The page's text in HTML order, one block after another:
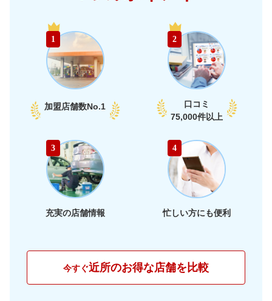
円
富山県 店舗を探す
石川県 店舗を探す
福井県 店舗を探す
74,840円 店舗を探す
静岡県 店舗を探す
岐阜県 店舗を探す
店舗を探す
69,870
1
加盟店舗数No.1
2
口コミ
75,000件以上
3
充実の店舗情報
4
忙しい方にも便利
今すぐ近所のお得な店舗を比較